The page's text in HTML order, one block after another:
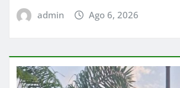
admin Ago 6, 2026